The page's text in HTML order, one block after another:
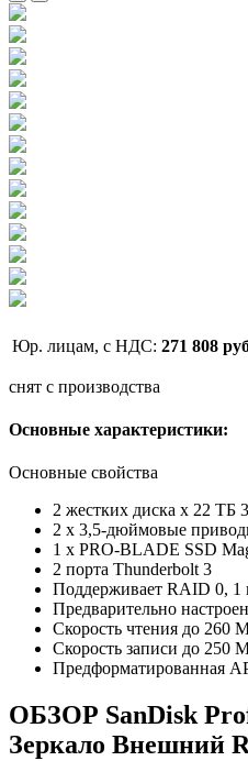
Юр. лицам, с НДС: 271 808
снят с производства
Основные характеристики:
Основные свойства
2 жестких диска x 22 ТБ
2 x 3,5-дюймовые
1 x PRO-BLADE SSD
2 порта Thunderbolt 3
Поддерживает RAID 0, 1
Предварительно
Скорость чтения до 260
Скорость записи до 250
Предформатированная
ОБЗОР SanDisk
Зеркало Внешний